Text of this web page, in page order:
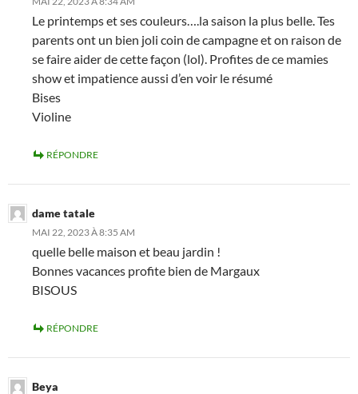
Le printemps et ses couleurs….la saison la plus belle. Tes
parents ont un bien joli coin de campagne et on raison de
se faire aider de cette façon (lol). Profites de ce mamies
show et impatience aussi d’en voir le résumé
Bises
Violine
RÉPONDRE
dame tatale
MAI 22, 2023 À 8:35 AM
quelle belle maison et beau jardin !
Bonnes vacances profite bien de Margaux
BISOUS
RÉPONDRE
Beya